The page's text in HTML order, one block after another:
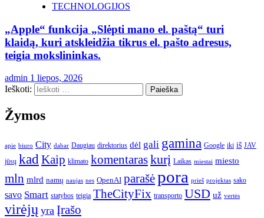
TECHNOLOGIJOS
„Apple“ funkcija „Slėpti mano el. paštą“ turi
klaidą, kuri atskleidžia tikrus el. pašto adresus,
teigia mokslininkas.
admin 1 liepos, 2026
Ieškoti:
Žymos
apie biuro City dabar Daugiau direktorius dėl gali gamina Google iki iš JAV
jūsų kad Kaip klimato komentaraskurį Laikas miestai miesto
mln mlrd namų naujas nes OpenAI parašėpora prieš projektas sako
savo Smart statybos teigia TheCityFix transporto USD už vertės
virėjų yra Įrašo